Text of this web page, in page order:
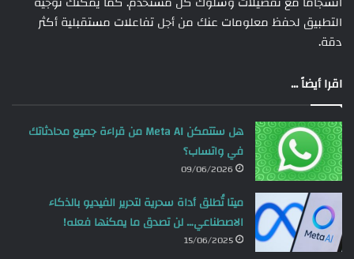
التطبيق لحفظ معلومات عنك من أجل تفاعلات مستقبلية أكثر
دقة.
اقرا أيضاً ...
هل ستتمكن Meta AI من قراءة جميع محادثاتك
في واتساب؟
09/06/2026
ميتا تُطلق أداة سحرية لتحرير الفيديو بالذكاء
الاصطناعي… لن تصدق ما يمكنها فعله!
15/06/2025